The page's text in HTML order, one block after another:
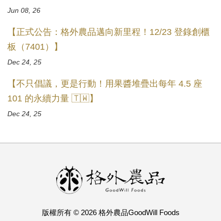
Jun 08, 26
【正式公告：格外農品邁向新里程！12/23 登錄創櫃
板（7401）】
Dec 24, 25
【不只倡議，更是行動！用果醬堆疊出每年 4.5 座
101 的永續力量 🇹🇼】
Dec 24, 25
版權所有 © 2026 格外農品GoodWill Foods